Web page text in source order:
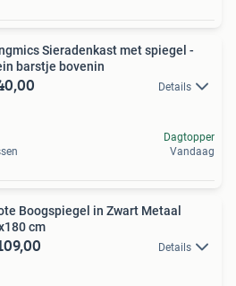
Sieradenkast met spiegel -
barstje bovenin
Details
Dagtopper
Vandaag
Boogspiegel in Zwart Metaal
cm
Details